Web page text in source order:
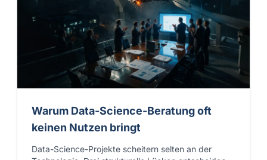
Warum Data-Science-Beratung oft
keinen Nutzen bringt
Data-Science-Projekte scheitern selten an der